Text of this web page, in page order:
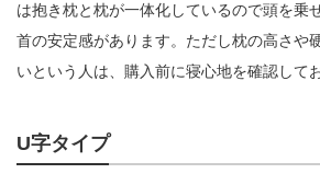
は抱き枕と枕が一体化しているので頭を乗
首の安定感があります。ただし枕の高さや
いという人は、購入前に寝心地を確認して
U字タイプ